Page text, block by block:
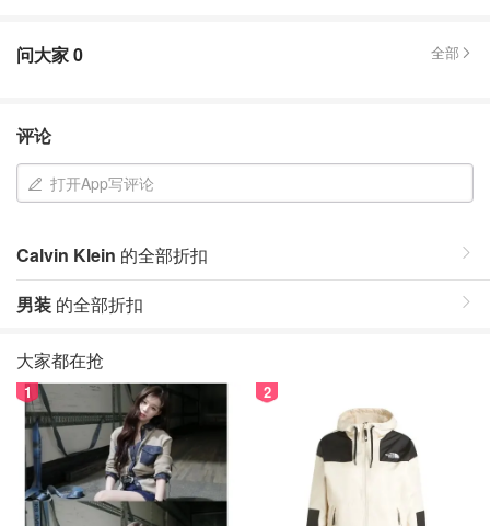
问大家0 全部
评论
打开App写评论
Calvin Klein 的全部折扣
男装 的全部折扣
大家都在抢
1 2